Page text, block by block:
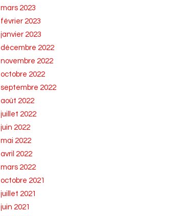
mars 2023
février 2023
janvier 2023
décembre 2022
novembre 2022
octobre 2022
septembre 2022
août 2022
juillet 2022
juin 2022
mai 2022
avril 2022
mars 2022
octobre 2021
juillet 2021
juin 2021